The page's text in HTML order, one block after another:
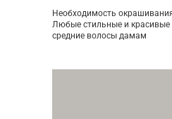
Необходимость
Любые стильные и красивые
средние волосы дамам